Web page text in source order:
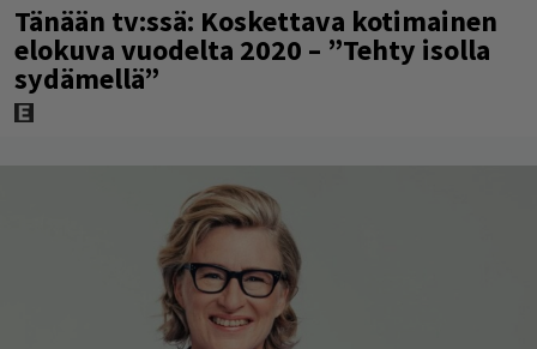
Tänään tv:ssä: Koskettava kotimainen
elokuva vuodelta 2020 – ”Tehty isolla
sydämellä”